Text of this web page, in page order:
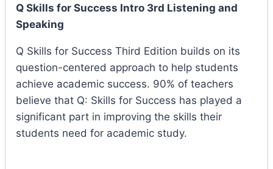
Q Skills for Success Intro 3rd Listening and
Speaking
Q Skills for Success Third Edition builds on its
question-centered approach to help students
achieve academic success. 90% of teachers
believe that Q: Skills for Success has played a
significant part in improving the skills their
students need for academic study.